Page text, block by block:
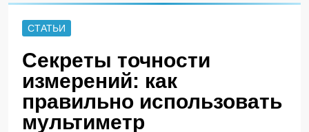
СТАТЬИ
Секреты точности
измерений: как
правильно использовать
мультиметр